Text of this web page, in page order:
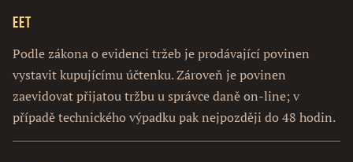
EET
Podle zákona o evidenci tržeb je prodávající povinen
vystavit kupujícímu účtenku. Zároveň je povinen
zaevidovat přijatou tržbu u správce daně on-line; v
případě technického výpadku pak nejpozději do 48 hodin.